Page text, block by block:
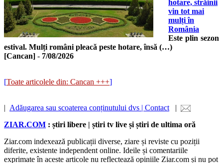
hotare, străinii
vin tot mai
mulți în
România
Este plin sezon
estival. Mulți români pleacă peste hotare, însă (…)
[Cancan] - 7/08/2026
[Toate articolele din: Cancan +++]
| Adăugarea sau scoaterea conținutului dvs | Contact |
ZIAR.COM : știri libere | știri tv live și știri de ultima oră
Ziar.com indexează publicații diverse, ziare și reviste cu poziții
diferite, existente independent online. Ideile și comentariile
exprimate în aceste articole nu reflectează opiniile Ziar.com și nu pot